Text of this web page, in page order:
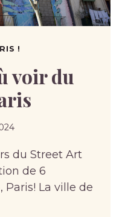
!
voir du
du Street Art
de 6
Paris! La ville de